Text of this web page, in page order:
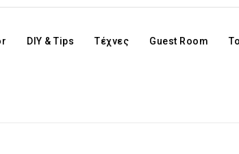
DIY & Tips Τέχνες Guest Room